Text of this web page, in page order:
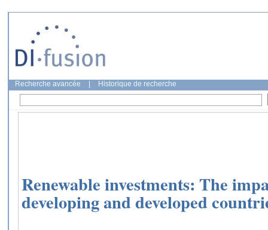
Recherche avancée Historique de recherche
Renewable investments: The
developing and developed